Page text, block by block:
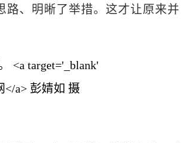
路、明晰了举措。这才让原来并